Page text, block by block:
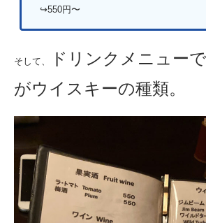
↪︎550円〜
そして、
ドリンクメニュー
がウイスキーの種類。